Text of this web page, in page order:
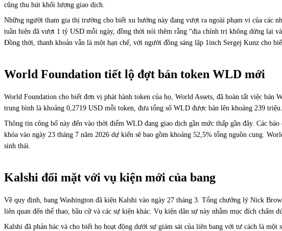
cũng thu hút khối lượng giao dịch.
Những người tham gia thị trường cho biết xu hướng này đang vượt ra ngoài phạm vi của các
tuần hiện đã vượt 1 tỷ USD mỗi ngày, đồng thời nói thêm rằng “địa chính trị không dừng lại
Đồng thời, thanh khoản vẫn là một hạn chế, với người đồng sáng lập 1inch Sergej Kunz cho
World Foundation tiết lộ đợt bán token WLD mới
World Foundation cho biết đơn vị phát hành token của họ, World Assets, đã hoàn tất việc
trung bình là khoảng 0,2719 USD mỗi token, đưa tổng số WLD được bán lên khoảng 239
Thông tin công bố này đến vào thời điểm WLD đang giao dịch gần mức thấp gần đây. Các
khóa vào ngày 23 tháng 7 năm 2026 dự kiến sẽ bao gồm khoảng 52,5% tổng nguồn cung.
sinh thái.
Kalshi đối mặt với vụ kiện mới của bang
Về quy định, bang Washington đã kiện Kalshi vào ngày 27 tháng 3. Tổng chưởng lý Nick
liên quan đến thể thao, bầu cử và các sự kiện khác. Vụ kiện dân sự này nhằm mục đích
Kalshi đã phản bác và cho biết họ hoạt động dưới sự giám sát của liên bang với tư cách là